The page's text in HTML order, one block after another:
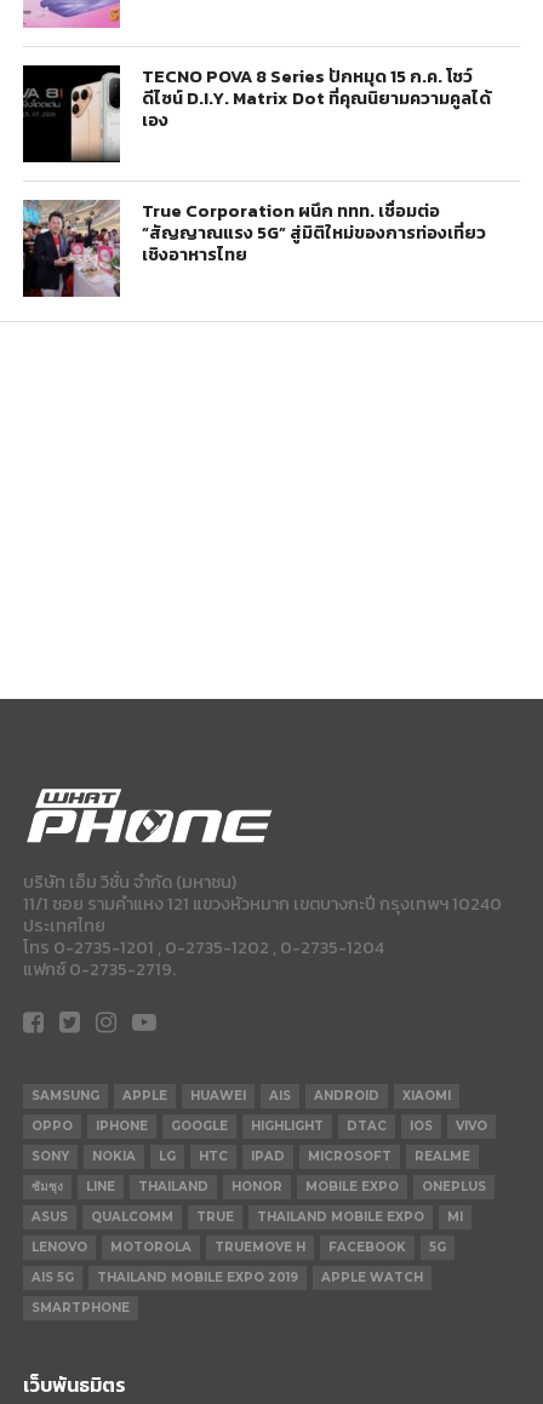
TECNO POVA 8 Series ปักหมุด 15 ก.ค. โชว์
ดีไซน์ D.I.Y. Matrix Dot ที่คุณนิยามความคูลได้
เอง
True Corporation ผนึก ททท. เชื่อมต่อ
“สัญญาณแรง 5G” สู่มิติใหม่ของการท่องเที่ยว
เชิงอาหารไทย
บริษัท เอ็ม วิชั่น จำกัด (มหาชน)
11/1 ซอย รามคำแหง 121 แขวงหัวหมาก เขตบางกะปี กรุงเทพฯ 10240
ประเทศไทย
โทร 0-2735-1201 , 0-2735-1202 , 0-2735-1204
แฟกซ์ 0-2735-2719.
SAMSUNG APPLE HUAWEI AIS ANDROID
XIAOMI
OPPO
IPHONE GOOGLE HIGHLIGHT DTAC IOS
VIVO
SONY
NOKIA LG HTC IPAD MICROSOFT
REALME
ซัมซุง
LINE THAILAND HONOR MOBILE EXPO
ONEPLUS
ASUS
QUALCOMM TRUE THAILAND MOBILE EXPO
MI
LENOVO
MOTOROLA TRUEMOVE H FACEBOOK
5G
AIS 5G
THAILAND MOBILE EXPO 2019
APPLE WATCH
SMARTPHONE
เว็บพันธมิตร